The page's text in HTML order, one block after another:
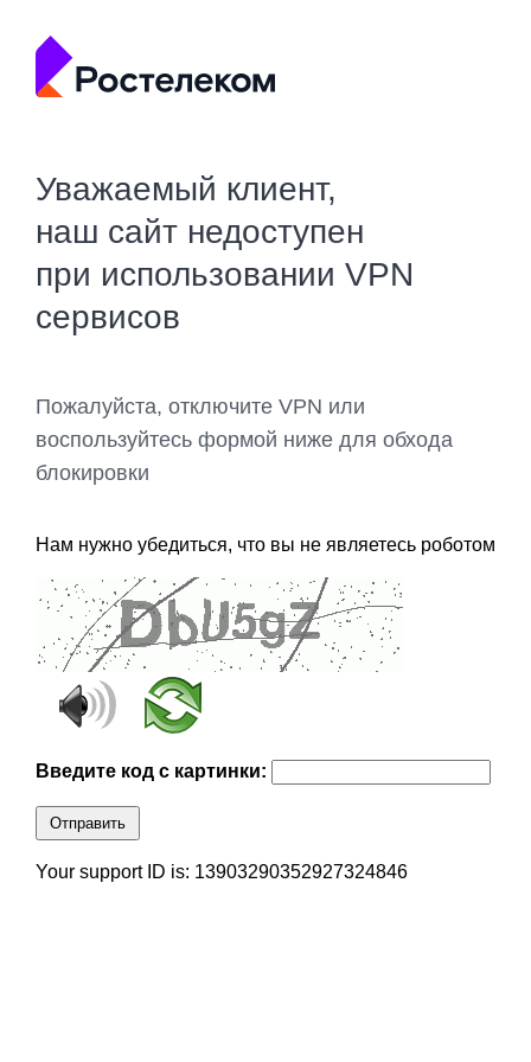
Уважаемый клиент,
наш сайт недоступен
при использовании VPN
сервисов
Пожалуйста, отключите VPN или
воспользуйтесь формой ниже для обхода
блокировки
Нам нужно убедиться, что вы не являетесь роботом
Введите код с картинки:
Отправить
Your support ID is: 13903290352927324846